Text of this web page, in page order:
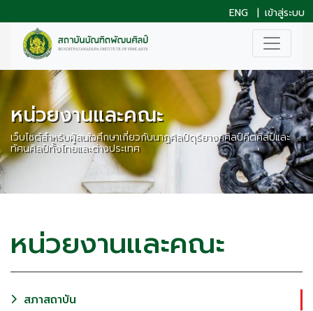
ENG | เข้าสู่ระบบ
หน่วยงานและคณะ
เว็บไซต์สำหรับผู้สนใจศึกษาเกี่ยวกับนาฏศิลป์ดุริยางคศิลป์คีตศิลป์และ
ทัศนศิลป์ทั้งไทยและต่างประเทศ
หน่วยงานและคณะ
สภาสถาบัน